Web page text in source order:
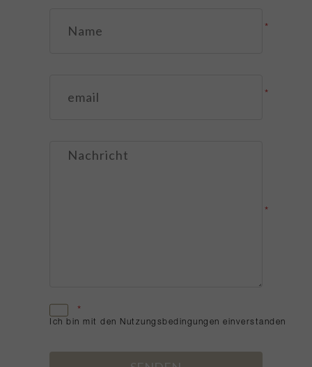
*
*
*
Ich bin mit den Nutzungsbedingungen einverstanden
*